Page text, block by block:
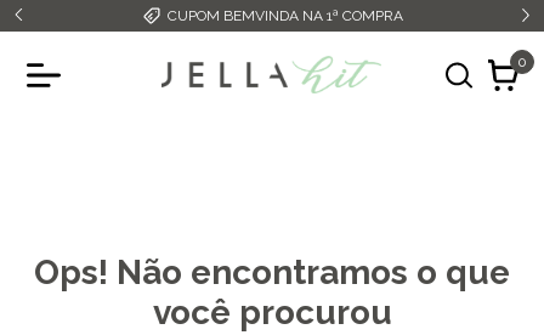
CUPOM BEMVINDA NA 1ª COMPRA
0
Ops! Não encontramos o que
você procurou